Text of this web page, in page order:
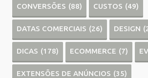
CONVERSÕES (88) CUSTOS (49)
DATAS COMERCIAIS (26) DESIGN
DICAS (178) ECOMMERCE (7)
EXTENSÕES DE ANÚNCIOS (35)